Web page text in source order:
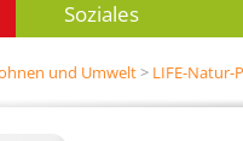
Soziales
und Umwelt> LIFE-Natur-